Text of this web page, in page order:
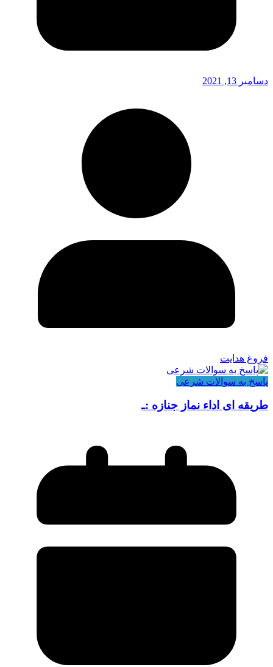
دسامبر 13, 2021
فروغ هدایت
پاسخ به سوالات شرعی
طریقه ای اداء نماز جنازه :ـ